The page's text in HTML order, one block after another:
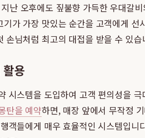
난 오후에도 짚불향 가득한 우대갈
가 가장 맛있는 순간을 고객에게
손님처럼 최고의 대접을 받을 수 있습
용
스템을 도입하여 고객 편의성을
탄을 예약하면, 매장 앞에서 무작정
객들에게 매우 효율적인 시스템입